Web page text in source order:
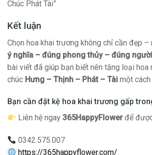
Chúc Phát Tài”
Kết luận
Chọn hoa khai trương không chỉ cần đẹp –
ý nghĩa – đúng phong thủy – đúng
bài viết đã giúp bạn biết nên tặng loại hoa
chúc Hưng – Thịnh – Phát – Tài một cách
Bạn cần đặt kệ hoa khai trương gấp
Liên hệ ngay365HappyFlowerđể
0342.575.007
https://365happyflower.com/